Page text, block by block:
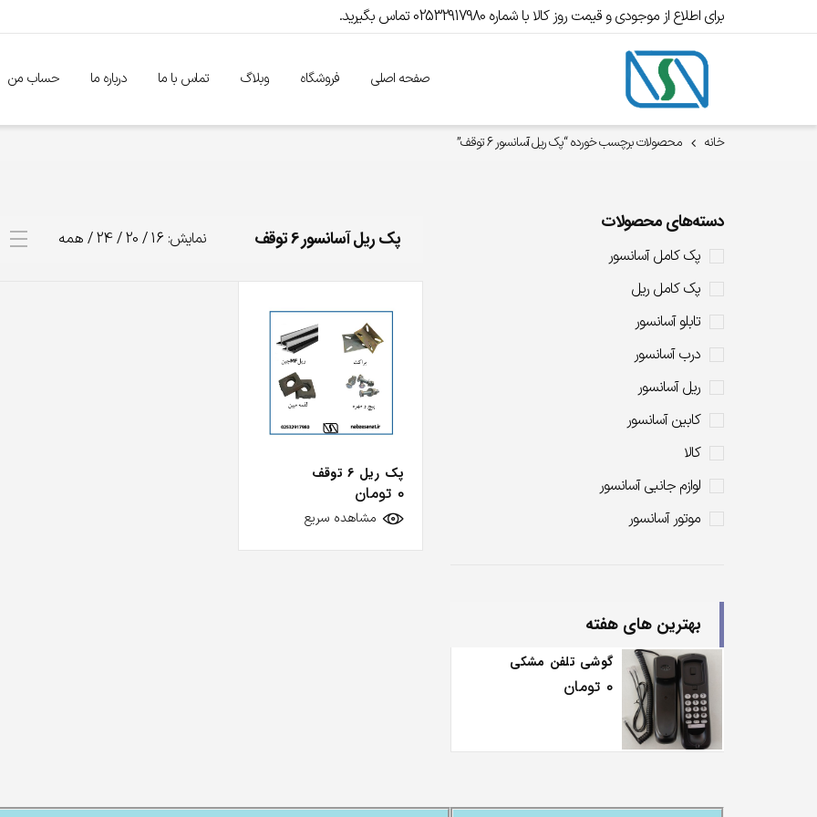
برای اطلاع از موجودی و قیمت روز کالا با شماره 02532917980 تماس بگیرید.
صفحه اصلی فروشگاه وبلاگ تماس با ما درباره ما حساب من
خانه محصولات برچسب خورده “پک ریل آسانسور 6 توقف”
پک ریل آسانسور 6 توقف نمایش: 16
/
20
/
24
/ همه
پک ریل 6 توقف
0 تومان
مشاهده سریع
دسته‌های محصولات
پک کامل آسانسور
پک کامل ریل
تابلو آسانسور
درب آسانسور
ریل آسانسور
کابین آسانسور
کالا
لوازم جانبی آسانسور
موتور آسانسور
بهترین های هفته
گوشی تلفن مشکی
0 تومان